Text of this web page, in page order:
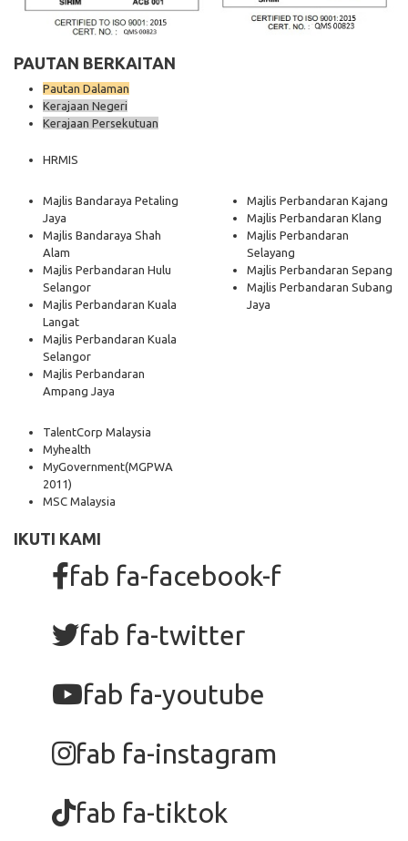
PAUTAN BERKAITAN
Pautan Dalaman
Kerajaan Negeri
Kerajaan Persekutuan
HRMIS
Majlis Bandaraya Petaling
Jaya
Majlis Bandaraya Shah
Alam
Majlis Perbandaran Hulu
Selangor
Majlis Perbandaran Kuala
Langat
Majlis Perbandaran Kuala
Selangor
Majlis Perbandaran
Ampang Jaya
Majlis Perbandaran Kajang
Majlis Perbandaran Klang
Majlis Perbandaran
Selayang
Majlis Perbandaran Sepang
Majlis Perbandaran Subang
Jaya
TalentCorp Malaysia
Myhealth
MyGovernment(MGPWA
2011)
MSC Malaysia
IKUTI KAMI
fab fa-facebook-f
fab fa-twitter
fab fa-youtube
fab fa-instagram
fab fa-tiktok